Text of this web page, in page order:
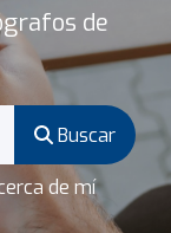
de
Buscar
de mí